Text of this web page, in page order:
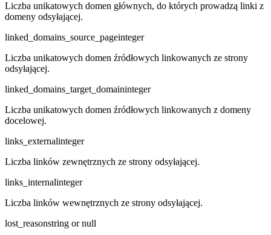
Liczba unikatowych domen głównych, do których prowadzą linki z
domeny odsyłającej.
linked_domains_source_pageinteger
Liczba unikatowych domen źródłowych linkowanych ze strony
odsyłającej.
linked_domains_target_domaininteger
Liczba unikatowych domen źródłowych linkowanych z domeny
docelowej.
links_externalinteger
Liczba linków zewnętrznych ze strony odsyłającej.
links_internalinteger
Liczba linków wewnętrznych ze strony odsyłającej.
lost_reasonstring or null